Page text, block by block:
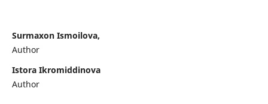
Surmaxon Ismoilova,
Author
Istora Ikromiddinova
Author